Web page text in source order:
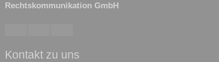
Rechtskommunikation GmbH
Kontakt zu uns